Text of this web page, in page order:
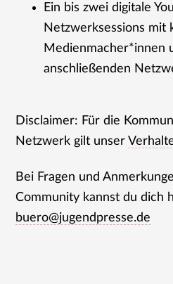
Ein bis zwei digitale
Netzwerksessions mit
Medienmacher*innen
anschließenden
Disclaimer: Für die
Netzwerk gilt unser
Bei Fragen und
Community kannst du dich
buero@jugendpresse.de